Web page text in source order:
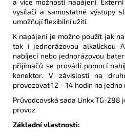
vysílači a samostatné výstupy
umožňují flexibilní užití.
K napájení je možno použít jak
tak i jednorázovou alkalickou
nabíjecí nebo jednorázovou
přijímačů se provádí pomocí
konektor. V závislosti na
provozovat 12 – 14 hodin na jedno
Průvodcovská sada Linkx TG-
provoz
Základní vlastnosti: